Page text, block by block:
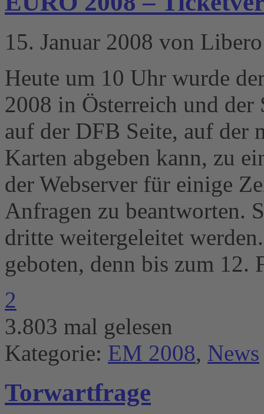
15. Januar 2008 von Libero
Heute um 10 Uhr wurde
2008 in Österreich und der
auf der DFB Seite, auf der
Karten abgeben kann, zu
der Webserver für einige
Anfragen zu beantworten.
dritte weitergeleitet
geboten, denn bis zum
2
3.803 mal gelesen
Kategorie: EM 2008, News
Torwartfrage